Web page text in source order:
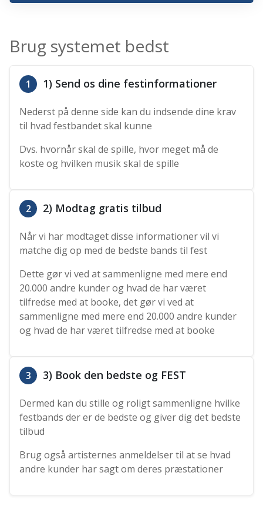
Brug systemet bedst
1 1) Send os dine festinformationer
Nederst på denne side kan du indsende dine krav
til hvad festbandet skal kunne
Dvs. hvornår skal de spille, hvor meget må de
koste og hvilken musik skal de spille
2 2) Modtag gratis tilbud
Når vi har modtaget disse informationer vil vi
matche dig op med de bedste bands til fest
Dette gør vi ved at sammenligne med mere end
20.000 andre kunder og hvad de har været
tilfredse med at booke, det gør vi ved at
sammenligne med mere end 20.000 andre kunder
og hvad de har været tilfredse med at booke
3 3) Book den bedste og FEST
Dermed kan du stille og roligt sammenligne hvilke
festbands der er de bedste og giver dig det bedste
tilbud
Brug også artisternes anmeldelser til at se hvad
andre kunder har sagt om deres præstationer